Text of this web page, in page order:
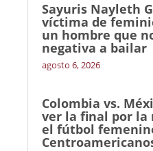
Sayuris Nayleth
víctima de
un hombre que
negativa a bailar
agosto 6, 2026
Colombia vs.
ver la final por la
el fútbol